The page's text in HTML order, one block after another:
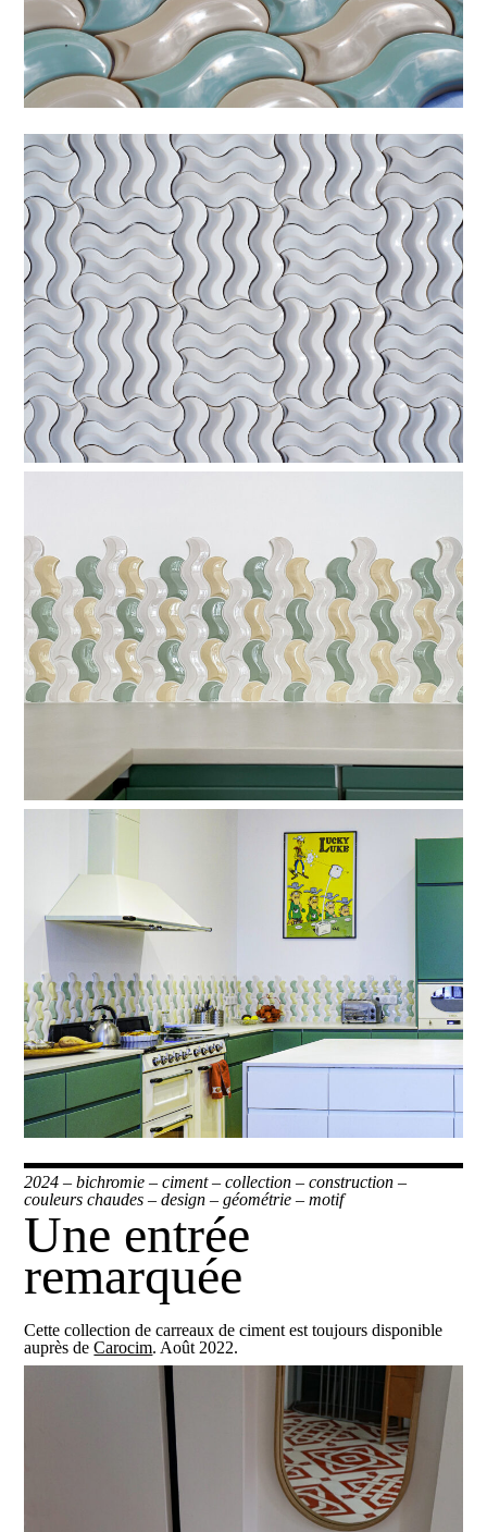
2024 –bichromie –ciment–collection –construction –
couleurs chaudes –design –géométrie –motif
Une entrée
remarquée
Cette collection de carreaux de ciment est toujours disponible
auprès deCarocim. Août 2022.